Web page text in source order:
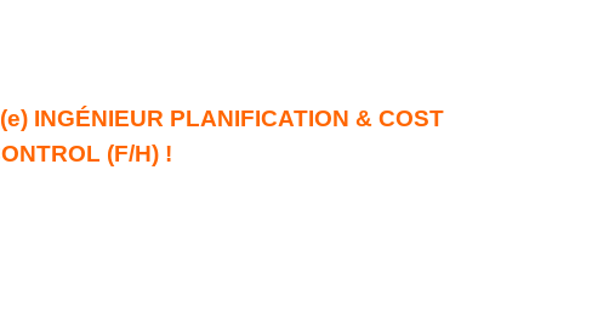
INGÉNIEUR PLANIFICATION & COST
(F/H) !